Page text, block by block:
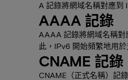
A 記錄將網域名稱對應到
AAAA 記錄
AAAA 記錄將網域名稱對
此，IPv6 開始頻繁地用
CNAME 記錄
CNAME（正式名稱）記